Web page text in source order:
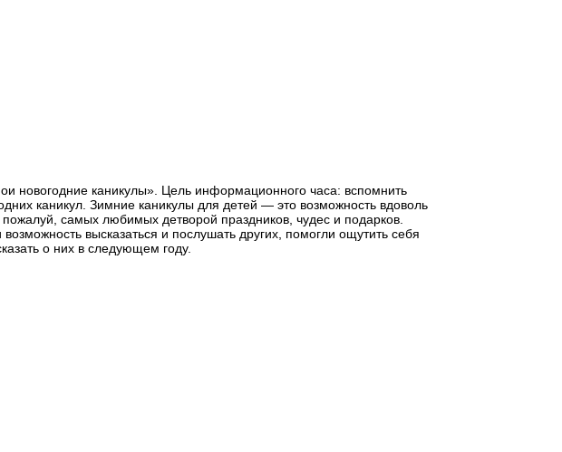
новогодние каникулы». Цель информационного часа: вспомнить
каникул. Зимние каникулы для детей — это возможность вдоволь
самых любимых детворой праздников, чудес и подарков.
высказаться и послушать других, помогли ощутить себя
о них в следующем году.